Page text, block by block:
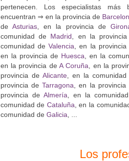
pertenecen. Los especialistas más
encuentran ⇒ en la provincia de
de Asturias, en la provincia de
comunidad de Madrid , en la
comunidad deValencia , en la provincia
en la provincia de Huesca , en la
en la provincia de A Coruña , en la
provincia de Alicante, en la comunidad
provincia de Tarragona , en la
provincia de Almería , en la
comunidad de Cataluña , en la
comunidad de Galicia
Los